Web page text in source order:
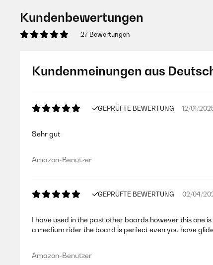
Kundenbewertungen
27 Bewertungen
Kundenmeinungen aus
GEPRÜFTE BEWERTUNG 12/01/
Sehr gut
Amazon-Benutzer
GEPRÜFTE BEWERTUNG 02/04/
I have used in the past other boards however this one
a medium rider the board is perfect even you have
Amazon-Benutzer